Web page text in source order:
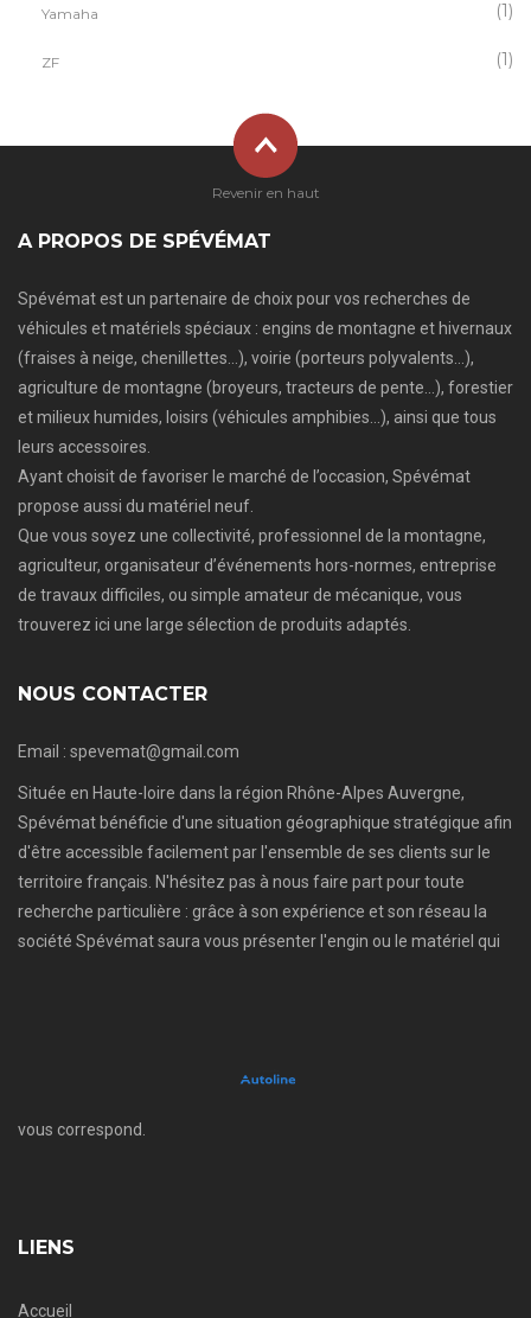
Yamaha (1)
ZF (1)
A PROPOS DE SPÉVÉMAT
Spévémat est un partenaire de choix pour vos recherches de
véhicules et matériels spéciaux : engins de montagne et hivernaux
(fraises à neige, chenillettes…), voirie (porteurs polyvalents…),
agriculture de montagne (broyeurs, tracteurs de pente…), forestier
et milieux humides, loisirs (véhicules amphibies…), ainsi que tous
leurs accessoires.
Ayant choisit de favoriser le marché de l’occasion, Spévémat
propose aussi du matériel neuf.
Que vous soyez une collectivité, professionnel de la montagne,
agriculteur, organisateur d’événements hors-normes, entreprise
de travaux difficiles, ou simple amateur de mécanique, vous
trouverez ici une large sélection de produits adaptés.
NOUS CONTACTER
Email : spevemat@gmail.com
Située en Haute-loire dans la région Rhône-Alpes Auvergne,
Spévémat bénéficie d'une situation géographique stratégique afin
d'être accessible facilement par l'ensemble de ses clients sur le
territoire français. N'hésitez pas à nous faire part pour toute
recherche particulière : grâce à son expérience et son réseau la
société Spévémat saura vous présenter l'engin ou le matériel qui
vous correspond.
LIENS
Accueil
Revenir en haut